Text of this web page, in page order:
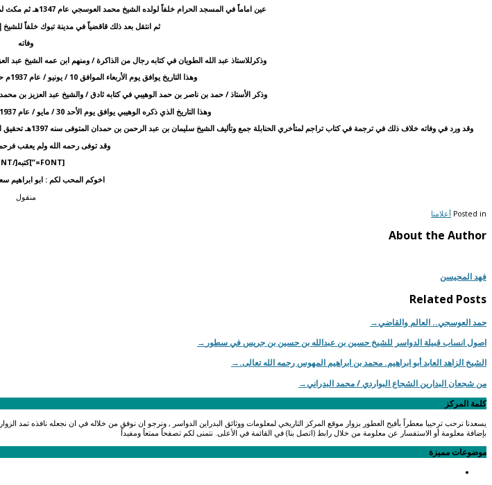
عين اماماً في المسجد الحرام خلفاً لولده الشيخ محمد العوسجي عام 1347هـ ثم مكث لمده سنتين ونصف وظل اماماً في المسجد الحرام حتى انتقل الى تبوك .
ثم انتقل بعد ذلك قاقضياً في مدينة تبوك خلفاً للشيخ
وفاته
وذكرللاستاذ عبد الله الطويان في كتابه رجال من الذاكرة / ومنهم ابن عمه الشيخ عبد العزيز بن محمد أبن الشيخ
وهذا التاريخ يوافق يوم الأربعاء الموافق 10 / يونيو / عام 1937م حسب الرؤية الشرعية للأهلة في البلاد السعودية.
وذكر الأستاذ / حمد بن ناصر بن حمد الوهيبي في كتابه ثادق / والشيخ عبد العزيز بن محمد آل
وهذا التاريخ الذي ذكره الوهيبي يوافق يوم الأحد 30 / مايو / عام 1937م حسب الرؤية الشرعية للأهلة في البلاد السعودية .
وقد ورد في وفاته خلاف ذلك في ترجمة في كتاب تراجم لمتأخري الحنابلة جمع وتأليف الشيخ سليمان بن عبد الرحمن بن حمدان المتوفى سنه 1397هـ تحقيق الشيخ / بكر بن عبد الله أبو زيد ص159 فقال عين قاضيا ً في تبوك حتى توفي في صفر سنة ست وخمسين وثلاثمائة وألف للهجرة .والله اعلم
وقد توفى رحمه الله ولم يعقب
[FONT=”]كتبه[/FONT]
اخوكم المحب لكم : ابو ابراهيم
منقول
Posted in أعلامنا
About the Author
فهد المحيسن
Related Posts
حمد العوسجي.. العالم والقاضي→
اصول انساب قبيلة الدواسر للشيخ حسين بن عبدالله بن حسين بن جريس في سطور →
الشيخ الزاهد العابد أبو ابراهيم. محمد بن ابراهيم المهوس رحمه الله تعالى.→
من شجعان البدارين الشجاع البواردي / محمد البدراني→
كلمة المركز
يسعدنا نرحب ترحيبا معطراً بأفيح العطور بزوار موقع المركز التاريخي لمعلومات ووثائق البدراين الدواسر , ونرجو ان نوفق من خلاله في ان نجعله نافذه تمد
بإضافة معلومة أو الاستفسار عن معلومة من خلال رابط (اتصل بنا) في القائمة في الأعلى. نتمنى لكم تصفحاً ممتعاً ومفيداً
موضوعات مميزة